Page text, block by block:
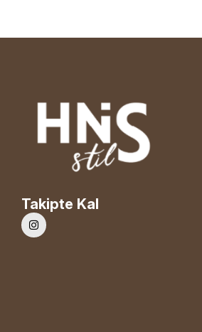
Takipte Kal